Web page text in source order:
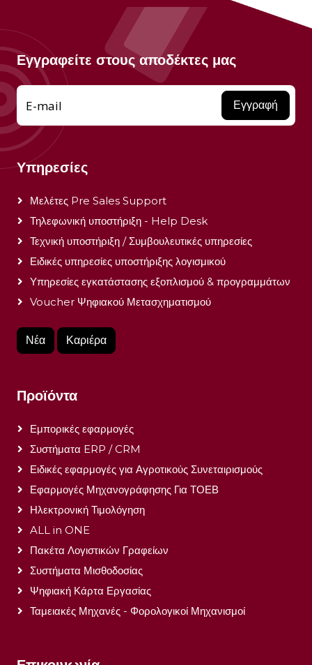
Εγγραφείτε στους αποδέκτες μας
Εγγραφή
E-mail
Υπηρεσίες
Μελέτες Pre Sales Support
Τηλεφωνική υποστήριξη - Help Desk
Τεχνική υποστήριξη / Συμβουλευτικές υπηρεσίες
Ειδικές υπηρεσίες υποστήριξης λογισμικού
Υπηρεσίες εγκατάστασης εξοπλισμού & προγραμμάτων
Voucher Ψηφιακού Μετασχηματισμού
Νέα Καριέρα
Προϊόντα
Εμπορικές εφαρμογές
Συστήματα ERP / CRM
Ειδικές εφαρμογές για Αγροτικούς Συνεταιρισμούς
Εφαρμογές Μηχανογράφησης Για ΤΟΕΒ
Ηλεκτρονική Τιμολόγηση
ALL in ONE
Πακέτα Λογιστικών Γραφείων
Συστήματα Μισθοδοσίας
Ψηφιακή Κάρτα Εργασίας
Ταμειακές Μηχανές - Φορολογικοί Μηχανισμοί